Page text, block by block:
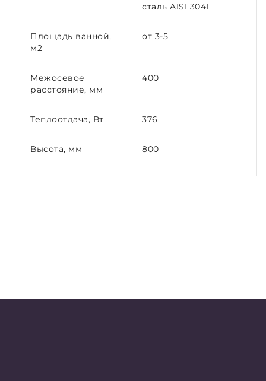
сталь AISI 304L
Площадь ванной,
м2
от 3-5
Межосевое
расстояние, мм
400
Теплоотдача, Вт 376
Высота, мм 800